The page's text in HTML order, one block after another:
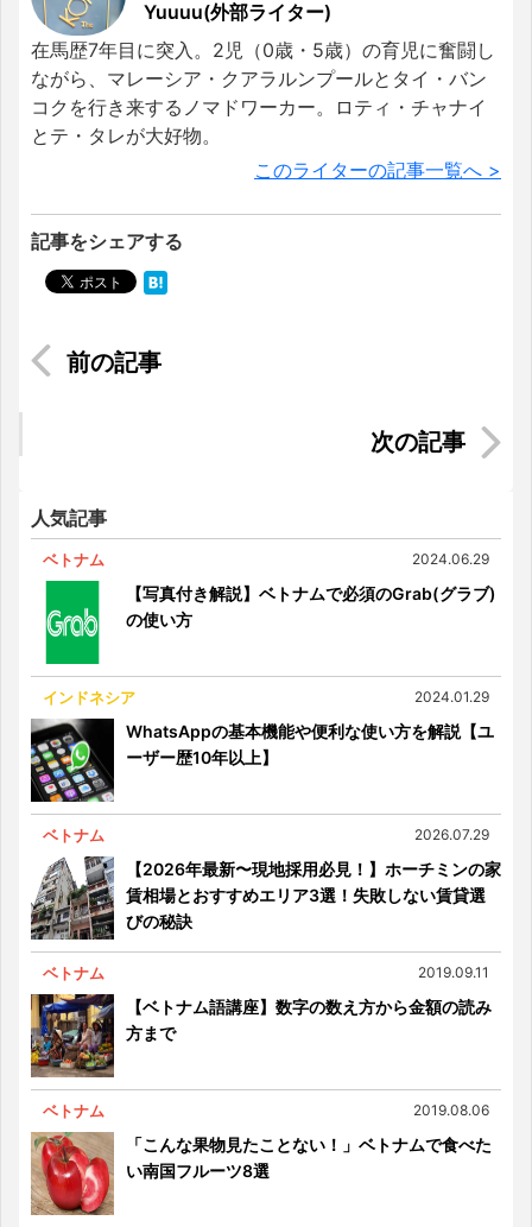
Yuuuu(外部ライター)
在馬歴7年目に突入。2児（0歳・5歳）の育児に奮闘し
ながら、マレーシア・クアラルンプールとタイ・バン
コクを行き来するノマドワーカー。ロティ・チャナイ
とテ・タレが大好物。
このライターの記事一覧へ >
記事をシェアする
【マレーシア法務ブログ】第17回：登録商標所有
タイ人と働く～タイに住んで、食べて、そして働
人気記事
ベトナム 2024.06.29
【写真付き解説】ベトナムで必須のGrab(グラブ)
の使い方
インドネシア 2024.01.29
WhatsAppの基本機能や便利な使い方を解説【ユ
ーザー歴10年以上】
ベトナム 2026.07.29
【2026年最新〜現地採用必見！】ホーチミンの家
賃相場とおすすめエリア3選！失敗しない賃貸選
びの秘訣
ベトナム 2019.09.11
【ベトナム語講座】数字の数え方から金額の読み
方まで
ベトナム 2019.08.06
「こんな果物見たことない！」ベトナムで食べた
い南国フルーツ8選